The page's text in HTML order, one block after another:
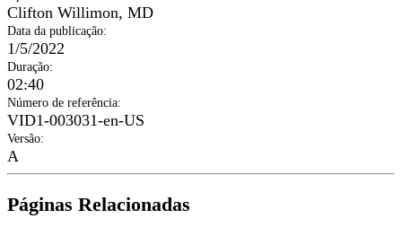
Clifton Willimon, MD
Data da publicação:
1/5/2022
Duração:
02:40
Número de referência:
VID1-003031-en-US
Versão:
A
Páginas Relacionadas